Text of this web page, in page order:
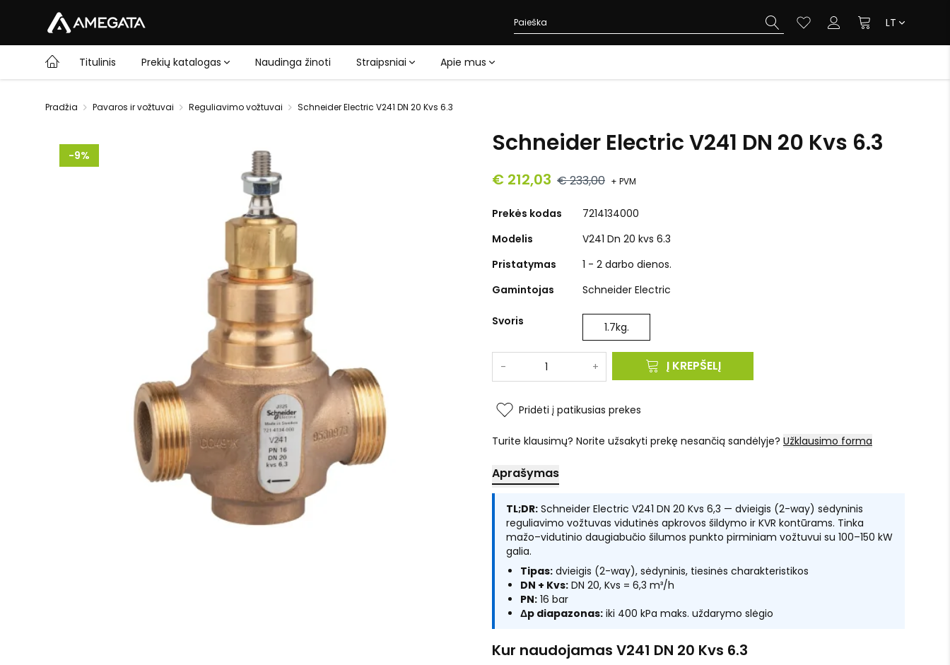
LT
Titulinis Prekių katalogas Naudinga žinoti Straipsniai Apie mus
Pradžia Pavaros ir vožtuvai Reguliavimo vožtuvai Schneider Electric V241 DN 20 Kvs 6.3
-9% Schneider Electric V241 DN 20 Kvs 6.3
€ 212,03 € 233,00 + PVM
Prekės kodas
7214134000
Modelis
V241 Dn 20 kvs 6.3
Pristatymas
1 - 2 darbo dienos.
Gamintojas
Schneider Electric
Svoris 1.7kg.
- + Į KREPŠELĮ
Pridėti į patikusias prekes
Turite klausimų? Norite užsakyti prekę nesančią sandėlyje? Užklausimo forma
Aprašymas
TL;DR: Schneider Electric V241 DN 20 Kvs 6,3 — dvieigis (2-way) sėdyninis
reguliavimo vožtuvas vidutinės apkrovos šildymo ir KVR kontūrams. Tinka
mažo–vidutinio daugiabučio šilumos punkto pirminiam vožtuvui su 100–150 kW
galia.
Tipas: dvieigis (2-way), sėdyninis, tiesinės charakteristikos
DN + Kvs: DN 20, Kvs = 6,3 m³/h
PN: 16 bar
Δp diapazonas: iki 400 kPa maks. uždarymo slėgio
Kur naudojamas V241 DN 20 Kvs 6.3